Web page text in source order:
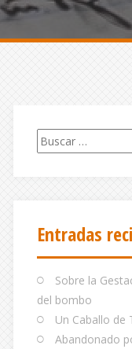
Buscar:
Entradas
Sobre la
del bombo
Un Caballo de
Abandonado